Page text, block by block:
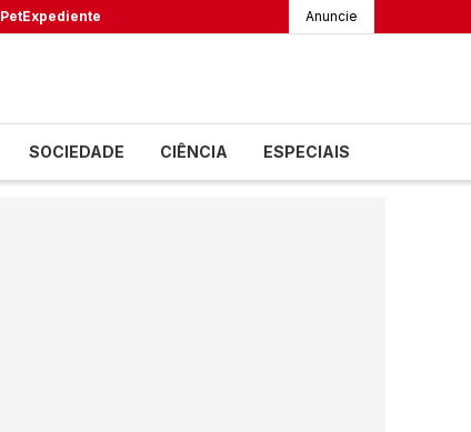
PetExpediente Anuncie
SOCIEDADE CIÊNCIA ESPECIAIS